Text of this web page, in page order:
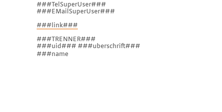
###TelSuperUser###
###EMailSuperUser###
###link###
###TRENNER###
###uid### ###uberschrift###
###name